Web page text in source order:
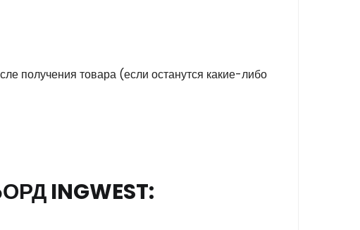
получения товара (если останутся какие-либо
INGWEST: